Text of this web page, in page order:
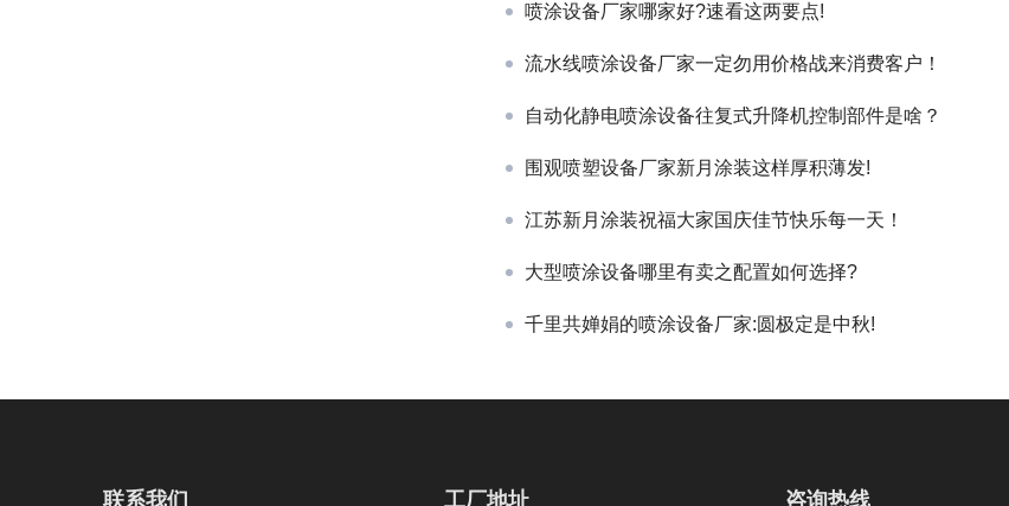
喷涂设备厂家哪家好?速看这两要点!
流水线喷涂设备厂家一定勿用价格战来消费客户！
自动化静电喷涂设备往复式升降机控制部件是啥？
围观喷塑设备厂家新月涂装这样厚积薄发!
江苏新月涂装祝福大家国庆佳节快乐每一天！
大型喷涂设备哪里有卖之配置如何选择?
千里共婵娟的喷涂设备厂家:圆极定是中秋!
联系我们 工厂地址 咨询热线